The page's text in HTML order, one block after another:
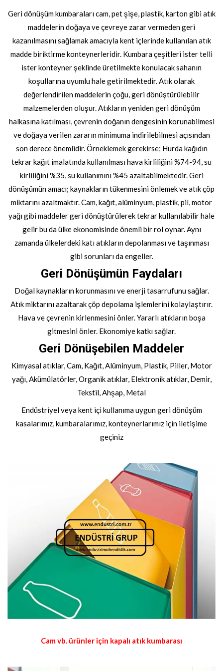
Geri dönüşüm kumbaraları cam, pet şişe, plastik, karton gibi atık
maddelerin doğaya ve çevreye zarar vermeden geri
kazanılmasını sağlamak amacıyla kent içlerinde kullanılan atık
madde biriktirme konteynerleridir. Kumbara çeşitleri ister telli
ister konteyner şeklinde üretilmekte konulacak sahanın
koşullarına uyumlu hale getirilmektedir. Atık olarak
değerlendirilen maddelerin çoğu, geri dönüştürülebilir
malzemelerden oluşur. Atıkların yeniden geri dönüşüm
halkasına katılması, çevrenin doğanın dengesinin korunabilmesi
ve doğaya verilen zararın minimuma indirilebilmesi açısından
son derece önemlidir. Örneklemek gerekirse; Hurda kağıdın
tekrar kağıt imalatında kullanılması hava kirliliğini %74-94, su
kirliliğini %35, su kullanımını %45 azaltabilmektedir. Geri
dönüşümün amacı; kaynakların tükenmesini önlemek ve atık çöp
miktarını azaltmaktır. Cam, kağıt, alüminyum, plastik, pil, motor
yağı gibi maddeler geri dönüştürülerek tekrar kullanılabilir hale
gelir bu da ülke ekonomisinde önemli bir rol oynar. Aynı
zamanda ülkelerdeki katı atıkların depolanması ve taşınması
gibi sorunları da engeller.
Geri Dönüşümün Faydaları
Doğal kaynakların korunmasını ve enerji tasarrufunu sağlar.
Atık miktarını azaltarak çöp depolama işlemlerini kolaylaştırır.
Hava ve çevrenin kirlenmesini önler. Yararlı atıkların boşa
gitmesini önler. Ekonomiye katkı sağlar.
Geri Dönüşebilen Maddeler
Kimyasal atıklar, Cam, Kağıt, Alüminyum, Plastik, Piller, Motor
yağı, Akümülatörler, Organik atıklar, Elektronik atıklar, Demir,
Tekstil, Ahşap, Metal
Endüstriyel veya kent içi kullanıma uygun geri dönüşüm
kasalarımız, kumbaralarımız, konteynerlarımız için iletişime
geçiniz
Cam vb. ürünler için kapalı atık kumbarası